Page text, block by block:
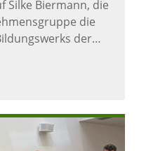
Silke Biermann, die
die
der…